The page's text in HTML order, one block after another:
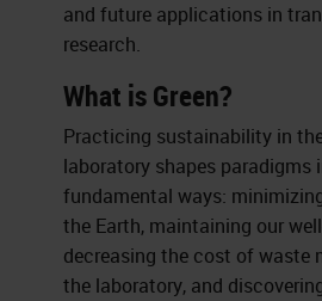
and future applications in
research.
What is Green?
Practicing sustainability in
laboratory shapes paradigms
fundamental ways:
the Earth, maintaining our
decreasing the cost of waste
the laboratory, and